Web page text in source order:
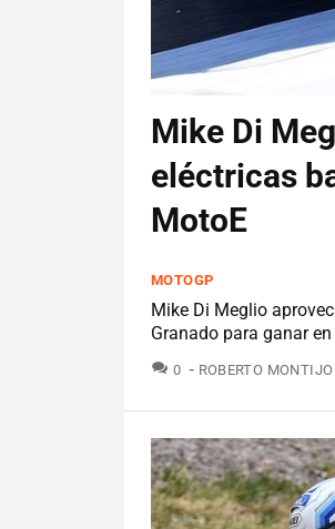
Mike Di
eléctricas
MotoE
MOTOGP
Mike Di Meglio
Granado para ganar
0 COMENTARIOS
ROBERTO MONTIJO